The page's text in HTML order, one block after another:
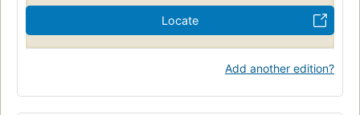
Locate
Add another edition?